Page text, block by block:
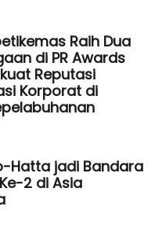
Raih Dua
di PR Awards
Reputasi
Korporat di
Hatta jadi Bandara
2 di Asia